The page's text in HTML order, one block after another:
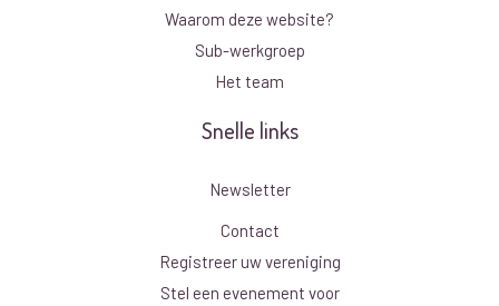
Waarom deze website?
Sub-werkgroep
Het team
Snelle links
Newsletter
Contact
Registreer uw vereniging
Stel een evenement voor